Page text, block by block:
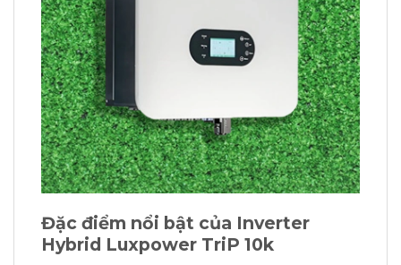
Đặc điểm nổi bật của Inverter
Hybrid Luxpower TriP 10k